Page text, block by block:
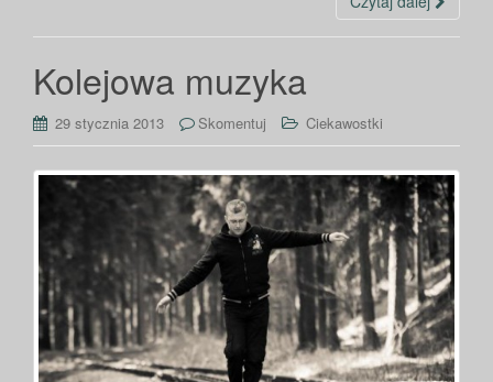
Kolejowa muzyka
29 stycznia 2013 Skomentuj Ciekawostki